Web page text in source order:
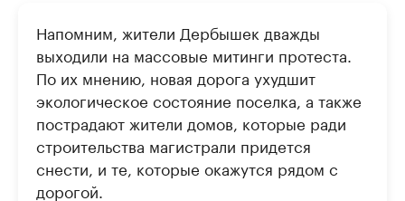
Напомним, жители Дербышек дважды
выходили на массовые митинги протеста.
По их мнению, новая дорога ухудшит
экологическое состояние поселка, а также
пострадают жители домов, которые ради
строительства магистрали придется
снести, и те, которые окажутся рядом с
дорогой.